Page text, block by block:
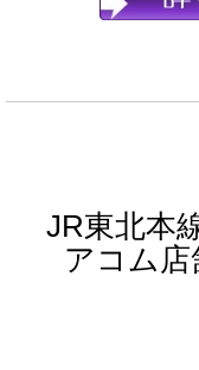
JR東北本
アコム店